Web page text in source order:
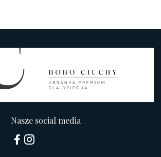
Nasze social media